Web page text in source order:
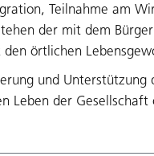
Teilnahme am
der mit dem
örtlichen
und
Leben der